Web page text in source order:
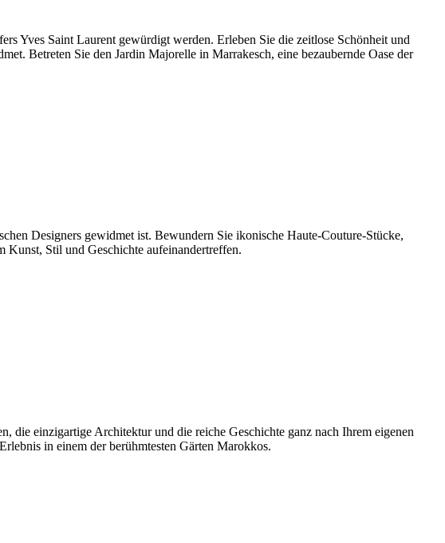
Yves Saint Laurent gewürdigt werden. Erleben Sie die zeitlose Schönheit und
Betreten Sie den Jardin Majorelle in Marrakesch, eine bezaubernde Oase der
Designers gewidmet ist. Bewundern Sie ikonische Haute-Couture-Stücke,
Kunst, Stil und Geschichte aufeinandertreffen.
einzigartige Architektur und die reiche Geschichte ganz nach Ihrem eigenen
in einem der berühmtesten Gärten Marokkos.